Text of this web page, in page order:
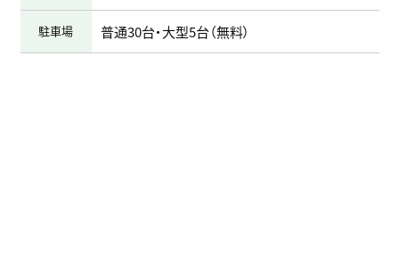
駐車場 普通30台・大型5台（無料）